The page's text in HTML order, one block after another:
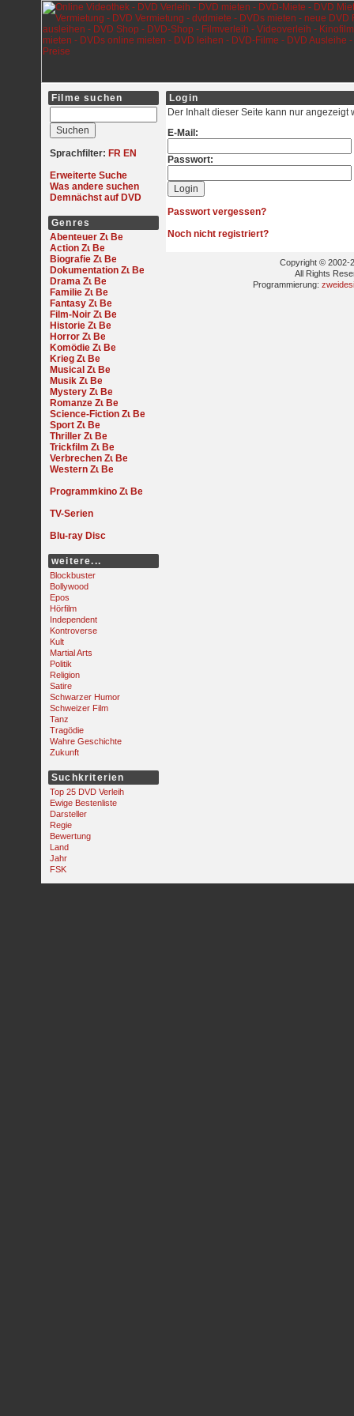
Filme suchen
Sprachfilter: FR EN
Erweiterte Suche
Was andere suchen
Demnächst auf DVD
Genres
Abenteuer
Action
Biografie
Dokumentation
Drama
Familie
Fantasy
Film-Noir
Historie
Horror
Komödie
Krieg
Musical
Musik
Mystery
Romanze
Science-Fiction
Sport
Thriller
Trickfilm
Verbrechen
Western
Programmkino
TV-Serien
Blu-ray Disc
weitere...
Blockbuster
Bollywood
Epos
Hörfilm
Independent
Kontroverse
Kult
Martial Arts
Politik
Religion
Satire
Schwarzer Humor
Schweizer Film
Tanz
Tragödie
Wahre Geschichte
Zukunft
Suchkriterien
Top 25 DVD Verleih
Ewige Bestenliste
Darsteller
Regie
Bewertung
Land
Jahr
FSK
Login
Der Inhalt dieser Seite kann nur
E-Mail:
Passwort:
Passwort vergessen?
Noch nicht registriert?
Copyright © 2002-
All Rights
Programmierung: